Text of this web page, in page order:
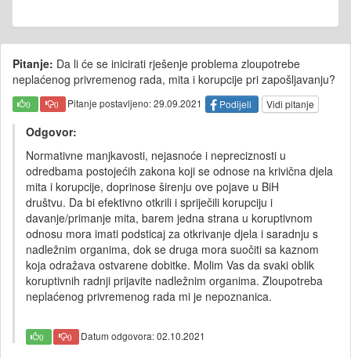
Pitanje: Da li će se inicirati rješenje problema zloupotrebe
neplaćenog privremenog rada, mita i korupcije pri zapošljavanju?
0 0 Pitanje postavljeno: 29.09.2021 Podijeli Vidi pitanje
Odgovor:
Normativne manjkavosti, nejasnoće i nepreciznosti u
odredbama postojećih zakona koji se odnose na krivična djela
mita i korupcije, doprinose širenju ove pojave u BiH
društvu. Da bi efektivno otkrili i spriječili korupciju i
davanje/primanje mita, barem jedna strana u koruptivnom
odnosu mora imati podsticaj za otkrivanje djela i saradnju s
nadležnim organima, dok se druga mora suočiti sa kaznom
koja odražava ostvarene dobitke. Molim Vas da svaki oblik
koruptivnih radnji prijavite nadležnim organima. Zloupotreba
neplaćenog privremenog rada mi je nepoznanica.
0 0 Datum odgovora: 02.10.2021